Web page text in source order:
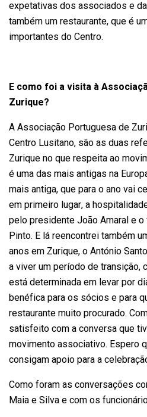
expetativas dos associados e
também um restaurante, que é
importantes do Centro.
E como foi a visita à
Zurique?
A Associação Portuguesa de
Centro Lusitano, são as duas
Zurique no que respeita ao
é uma das mais antigas na
mais antiga, que para o ano vai
em primeiro lugar, a
pelo presidente João Amaral e
Pinto. E lá reencontrei também
anos em Zurique, o António
a viver um período de transição,
está determinada em levar por
benéfica para os sócios e para
restaurante muito procurado.
satisfeito com a conversa que
movimento associativo. Espero
consigam apoio para a
Como foram as conversações
Maia e Silva e com os